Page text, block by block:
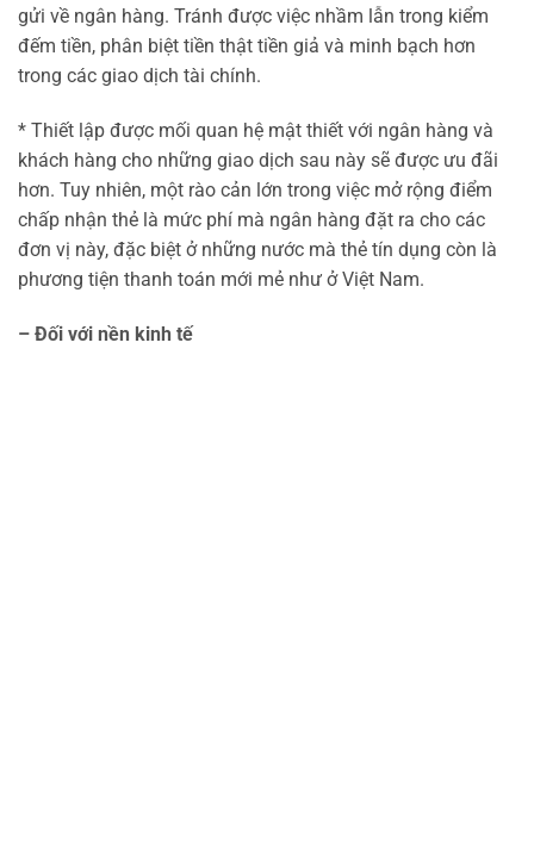
gửi về ngân hàng. Tránh được việc nhầm lẫn trong kiểm
đếm tiền, phân biệt tiền thật tiền giả và minh bạch hơn
trong các giao dịch tài chính.
* Thiết lập được mối quan hệ mật thiết với ngân hàng và
khách hàng cho những giao dịch sau này sẽ được ưu đãi
hơn. Tuy nhiên, một rào cản lớn trong việc mở rộng điểm
chấp nhận thẻ là mức phí mà ngân hàng đặt ra cho các
đơn vị này, đặc biệt ở những nước mà thẻ tín dụng còn là
phương tiện thanh toán mới mẻ như ở Việt Nam.
– Đối với nền kinh tế